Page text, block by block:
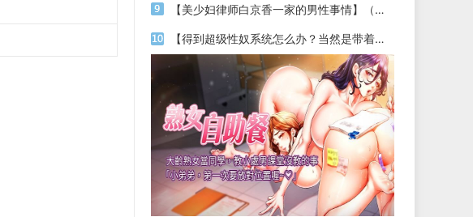
【美少妇律师白京香一家的男性事情】（第十七章 生死单挑+凌辱&色诱+性奴妈妈+变态母控+插图）
【得到超级性奴系统怎么办？当然是带着各种美女明星性奴穿梭时空，祸国殃民啦】04